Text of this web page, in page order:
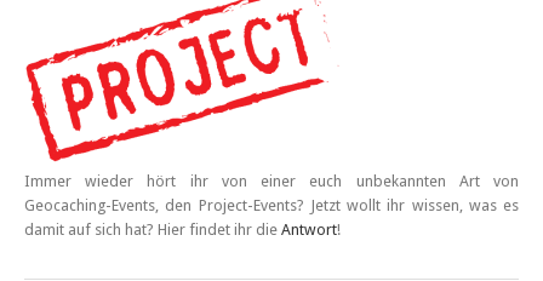
Immer wieder hört ihr von einer euch unbekannten Art von
Geocaching-Events, den Project-Events? Jetzt wollt ihr wissen, was es
damit auf sich hat? Hier findet ihr die Antwort!